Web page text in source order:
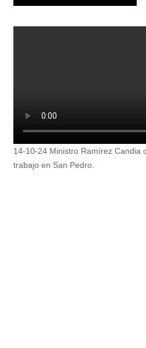
14-10-24 Ministro Ramírez Candia
trabajo en San Pedro.